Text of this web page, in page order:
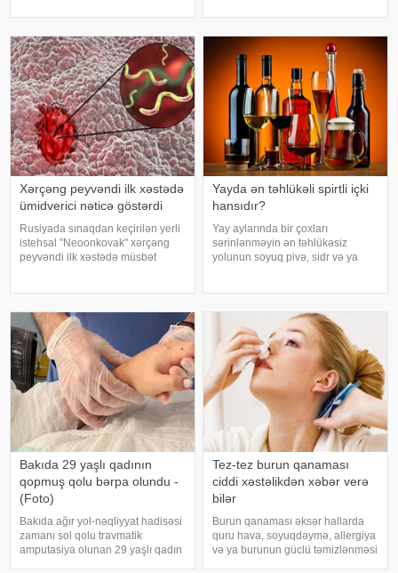
Nazirliyinin Milli Kliniki
Endokrinologiy
qan azlığı, qalxanabənzər vəz
xəstəlikləri, şəkərl
Xərçəng peyvəndi ilk xəstədə
ümidverici nəticə göstərdi
Rusiyada sınaqdan keçirilən yerli
istehsal "Neoonkovak" xərçəng
peyvəndi ilk xəstədə müsbət
Epidemiologiya və Mikrobiologiya
Mərkəzini
Yayda ən təhlükəli spirtli içki
hansıdır?
Yay aylarında bir çoxları
sərinlənməyin ən təhlükəsiz
yolunun soyuq pivə, sidr və ya
az alkoqollu içkilər çox vaxt
zərərsi
Bakıda 29 yaşlı qadının
qopmuş qolu bərpa olundu -
(Foto)
Bakıda ağır yol-nəqliyyat hadisəsi
zamanı sol qolu travmatik
amputasiya olunan 29 yaşlı qadın
Tez-tez burun qanaması
ciddi xəstəlikdən xəbər verə
bilər
Burun qanaması əksər hallarda
quru hava, soyuqdəymə, allergiya
və ya burunun güclü təmizlənməsi